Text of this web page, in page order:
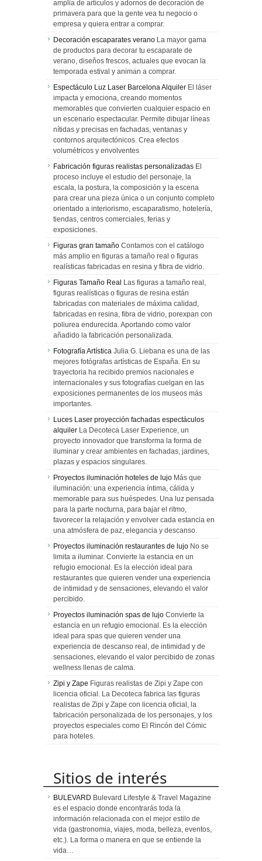
amplia de artículos y adornos de decoración de
primavera para que la gente vea tu negocio o
empresa y quiera entrar a comprar.
Decoración escaparates verano La mayor gama
de productos para decorar tu escaparate de
verano, diseños frescos, actuales que evocan la
temporada estival y animan a comprar.
Espectáculo Luz Laser Barcelona Alquiler El láser
impacta y emociona, creando momentos
memorables que convierten cualquier espacio en
un escenario espectacular. Permite dibujar líneas
nítidas y precisas en fachadas, ventanas y
contornos arquitectónicos. Crea efectos
volumétricos y envolventes
Fabricación figuras realistas personalizadas El
proceso incluye el estudio del personaje, la
escala, la postura, la composición y la escena
para crear una pieza única o un conjunto completo
orientado a interiorismo, escaparatismo, hotelería,
tiendas, centros comerciales, ferias y
exposiciones.
Figuras gran tamaño Contamos con el catálogo
más amplio en figuras a tamaño real o figuras
realísticas fabricadas en resina y fibra de vidrio.
Figuras Tamaño Real Las figuras a tamaño real,
figuras realísticas o figuras de resina están
fabricadas con materiales de máxima calidad,
fabricadas en resina, fibra de vidrio, porexpan con
poliurea endurecida. Aportando como valor
añadido la fabricación personalizada.
Fotografía Artística Julia G. Liebana es una de las
mejores fotógrafas artísticas de España. En su
trayectoria ha recibido premios nacionales e
internacionales y sus fotografías cuelgan en las
exposiciones permanentes de los museos más
importantes.
Luces Laser proyección fachadas espectáculos
alquiler La Decoteca Laser Experience, un
proyecto innovador que transforma la forma de
iluminar y crear ambientes en fachadas, jardines,
plazas y espacios singulares.
Proyectos iluminación hoteles de lujo Más que
iluminación: una experiencia íntima, cálida y
memorable para sus huéspedes. Una luz pensada
para la parte nocturna, para bajar el ritmo,
favorecer la relajación y envolver cada estancia en
una atmósfera de paz, elegancia y descanso.
Proyectos iluminación restaurantes de lujo No se
limita a iluminar. Convierte la estancia en un
refugio emocional. Es la elección ideal para
restaurantes que quieren vender una experiencia
de intimidad y de sensaciones, elevando el valor
percibido.
Proyectos iluminación spas de lujo Convierte la
estancia en un refugio emocional. Es la elección
ideal para spas que quieren vender una
experiencia de descanso real, de intimidad y de
sensaciones, elevando el valor percibido de zonas
wellness llenas de calma.
Zipi y Zape Figuras realistas de Zipi y Zape con
licencia oficial. La Decoteca fabrica las figuras
realistas de Zipi y Zape con licencia oficial, la
fabricación personalizada de los personajes, y los
proyectos especiales como El Rincón del Cómic
para hoteles.
Sitios de interés
BULEVARD Bulevard Lifestyle & Travel Magazine
es el espacio donde encontrarás toda la
información relacionada con el mejor estilo de
vida (gastronomia, viajes, moda, belleza, eventos,
etc.). La forma o manera en que se entiende la
vida…